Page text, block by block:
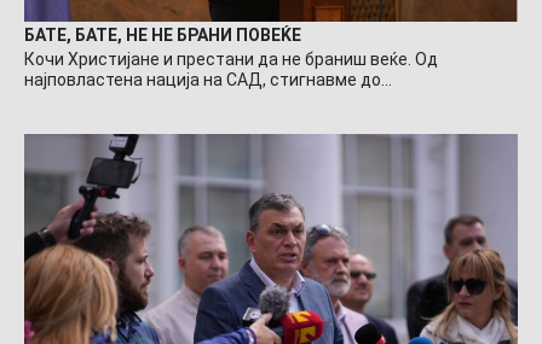
БАТЕ, БАТЕ, НЕ НЕ БРАНИ ПОВЕЌЕ
Кочи Христијане и престани да не браниш веќе. Од
најповластена нација на САД, стигнавме до…